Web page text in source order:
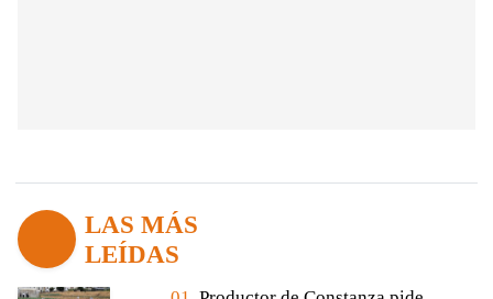
LAS MÁS
LEÍDAS